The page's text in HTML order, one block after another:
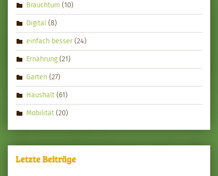
Brauchtum (10)
Digital (8)
einfach besser(24)
Ernährung (21)
Garten (27)
Haushalt (61)
Mobilität (20)
Letzte Beiträge